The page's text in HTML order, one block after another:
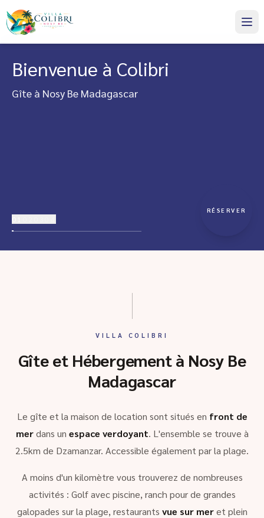
Bienvenue à Colibri
Gîte à Nosy Be Madagascar
RÉSERVER
VILLA COLIBRI
Gîte et Hébergement à Nosy Be
Madagascar
Le gîte et la maison de location sont situés en front de
merdans un espace verdoyant. L'ensemble se trouve à
2.5km de Dzamanzar. Accessible également par la plage.
A moins d'un kilomètre vous trouverez de nombreuses
activités : Golf avec piscine, ranch pour de grandes
galopades sur la plage, restaurants vue sur meret plein